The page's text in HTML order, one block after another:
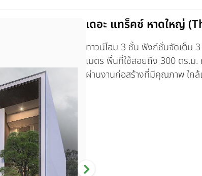
เดอะ แทร็คซ์ หาดใหญ่
ทาวน์โฮม 3 ชั้น ฟังก์ชั่นจัดเต็ม
เมตร พื้นที่ใช้สอยถึง 300 ตร.ม.
ผ่านงานก่อสร้างที่มีคุณภาพ ใกล้